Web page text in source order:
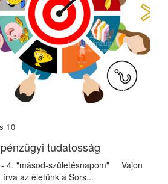
10
tudatosság
- 4. "másod-születésnapom" Vajon
az életünk a Sors...